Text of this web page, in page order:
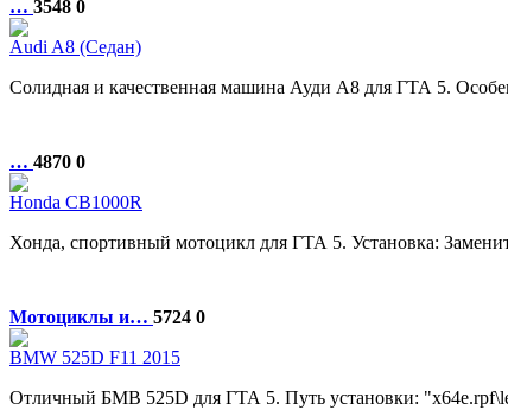
… 3548 0
Audi A8 (Седан)
Солидная и качественная машина Ауди А8 для ГТА 5.
… 4870 0
Honda CB1000R
Хонда, спортивный мотоцикл для ГТА 5. Установка:
Мотоциклы и… 5724 0
BMW 525D F11 2015
Отличный БМВ 525D для ГТА 5. Путь установки: